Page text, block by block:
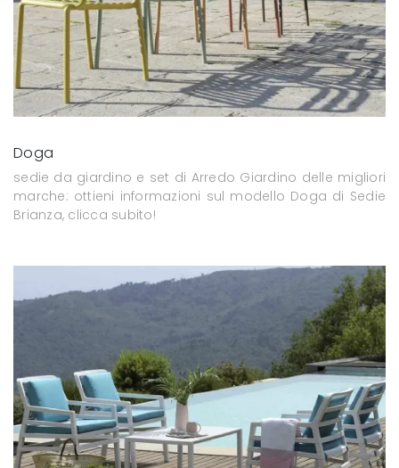
Doga
sedie da giardino e set di Arredo Giardino delle migliori
marche: ottieni informazioni sul modello Doga di Sedie
Brianza, clicca subito!